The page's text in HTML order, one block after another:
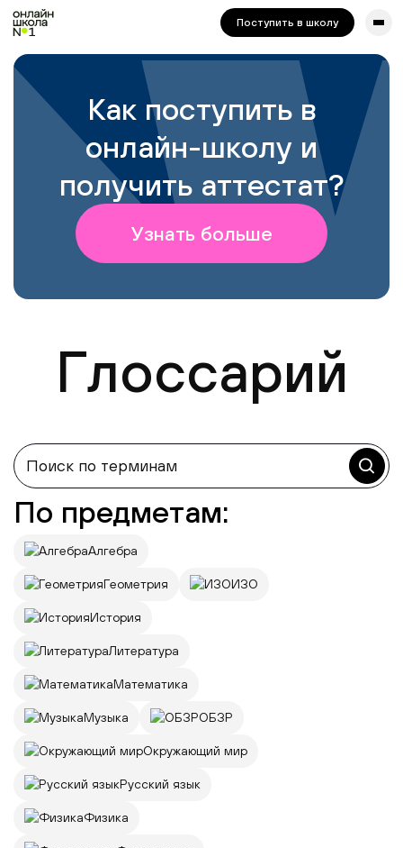
сайта. Для корректной работы попробуйте отключить VPN.
Поступить в школу
Как поступить в
онлайн-школу и
получить аттестат?
Узнать больше
Глоссарий
По предметам:
Алгебра
Геометрия ИЗО
История
Литература
Математика
Музыка ОБЗР
Окружающий мир
Русский язык
Физика